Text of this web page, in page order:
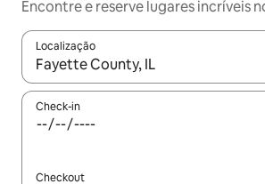
Encontre e reserve lugares incríveis
Localização
Quando os resultados estiverem
Check-in
Checkout